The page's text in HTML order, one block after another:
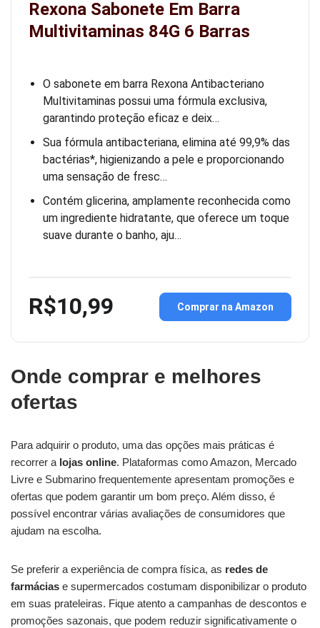
Rexona Sabonete Em Barra
Multivitaminas 84G 6 Barras
O sabonete em barra Rexona Antibacteriano
Multivitaminas possui uma fórmula exclusiva,
garantindo proteção eficaz e deix…
Sua fórmula antibacteriana, elimina até 99,9% das
bactérias*, higienizando a pele e proporcionando
uma sensação de fresc…
Contém glicerina, amplamente reconhecida como
um ingrediente hidratante, que oferece um toque
suave durante o banho, aju…
R$10,99 Comprar na Amazon
Onde comprar e melhores
ofertas
Para adquirir o produto, uma das opções mais práticas é
recorrer a lojas online. Plataformas como Amazon, Mercado
Livre e Submarino frequentemente apresentam promoções e
ofertas que podem garantir um bom preço. Além disso, é
possível encontrar várias avaliações de consumidores que
ajudam na escolha.
Se preferir a experiência de compra física, as redes de
farmácias e supermercados costumam disponibilizar o produto
em suas prateleiras. Fique atento a campanhas de descontos e
promoções sazonais, que podem reduzir significativamente o